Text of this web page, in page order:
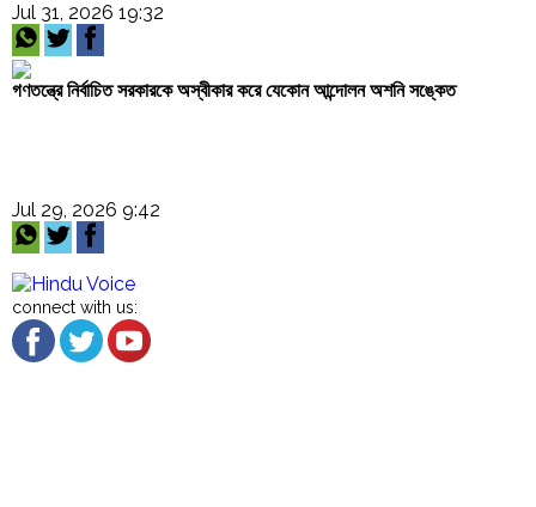
Jul 31, 2026 19:32
গণতন্ত্রে নির্বাচিত সরকারকে অস্বীকার করে যেকোন আন্দোলন অশনি সঙ্কেত
Jul 29, 2026 9:42
connect with us: